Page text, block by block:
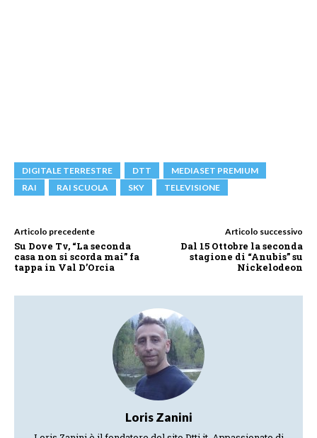
DIGITALE TERRESTRE DTT
MEDIASET PREMIUM
RAI
RAI SCUOLA SKY TELEVISIONE
Articolo precedente
Su Dove Tv, “La seconda
casa non si scorda mai” fa
tappa in Val D’Orcia
Articolo successivo
Dal 15 Ottobre la seconda
stagione di “Anubis” su
Nickelodeon
Loris Zanini